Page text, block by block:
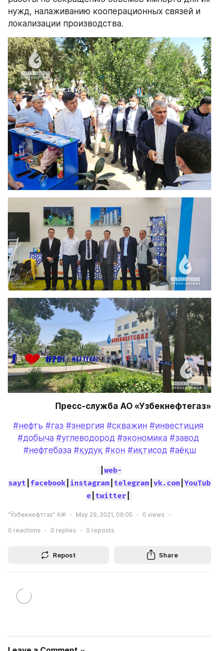
нужд, налаживанию кооперационных связей и
локализации производства.
Пресс-служба АО «Узбекнефтегаз»
#нефть #газ #энергия #скважин #инвестиция
#добыча #углеводород #экономика #завод
#нефтебаза #қудуқ #кон #иқтисод #аёқш
web-
sayt facebook instagram telegram vk.com YouTub
e| twitter|
“Ўзбекнефтгаз” АЖ May 29, 2021, 09:05 0 views
0 reactions 0 replies 0 reposts
Repost Share